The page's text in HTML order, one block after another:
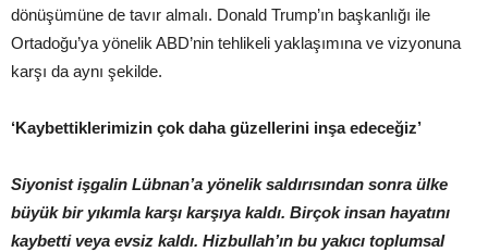
dönüşümüne de tavır almalı. Donald Trump’ın başkanlığı ile
Ortadoğu’ya yönelik ABD’nin tehlikeli yaklaşımına ve vizyonuna
karşı da aynı şekilde.
‘Kaybettiklerimizin çok daha güzellerini inşa edeceğiz’
Siyonist işgalin Lübnan’a yönelik saldırısından sonra ülke
büyük bir yıkımla karşı karşıya kaldı. Birçok insan hayatını
kaybetti veya evsiz kaldı. Hizbullah’ın bu yakıcı toplumsal